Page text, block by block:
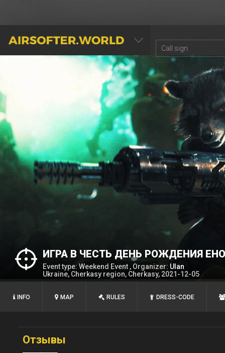
AIRSOFTER.WORLD
ИГРА В ЧЕСТЬ ДЕНЬ РОЖДЕНИЯ
Event type: Weekend Event , Organizer: Ulan
Ukraine, Cherkasy region, Cherkasy, 2021-12-05
INFO MAP RULES DRESS-CODE
Отзывы